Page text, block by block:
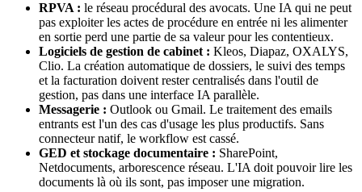
RPVA : le réseau procédural des avocats. Une IA qui ne peut
pas exploiter les actes de procédure en entrée ni les alimenter
en sortie perd une partie de sa valeur pour les contentieux.
Logiciels de gestion de cabinet : Kleos, Diapaz, OXALYS,
Clio. La création automatique de dossiers, le suivi des temps
et la facturation doivent rester centralisés dans l'outil de
gestion, pas dans une interface IA parallèle.
Messagerie : Outlook ou Gmail. Le traitement des emails
entrants est l'un des cas d'usage les plus productifs. Sans
connecteur natif, le workflow est cassé.
GED et stockage documentaire : SharePoint,
Netdocuments, arborescence réseau. L'IA doit pouvoir lire les
documents là où ils sont, pas imposer une migration.